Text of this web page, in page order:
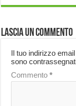
Lascia un commento
Il tuo indirizzo
sono
Commento*